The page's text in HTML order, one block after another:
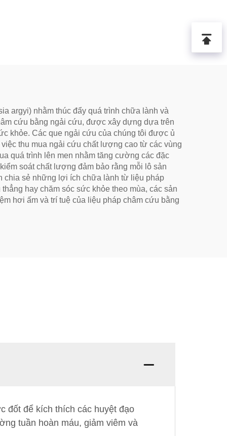
argyi) nhằm thúc đẩy quá trình chữa lành và
cứu bằng ngải cứu, được xây dựng dựa trên
khỏe. Các que ngải cứu của chúng tôi được ủ
thu mua ngải cứu chất lượng cao từ các vùng
quá trình lên men nhằm tăng cường các đặc
soát chất lượng đảm bảo rằng mỗi lô sản
chia sẻ những lợi ích chữa lành từ liệu pháp
hay chăm sóc sức khỏe theo mùa, các sản
hơi ấm và trí tuệ của liệu pháp châm cứu bằng
đốt để kích thích các huyệt đạo
tuần hoàn máu, giảm viêm và